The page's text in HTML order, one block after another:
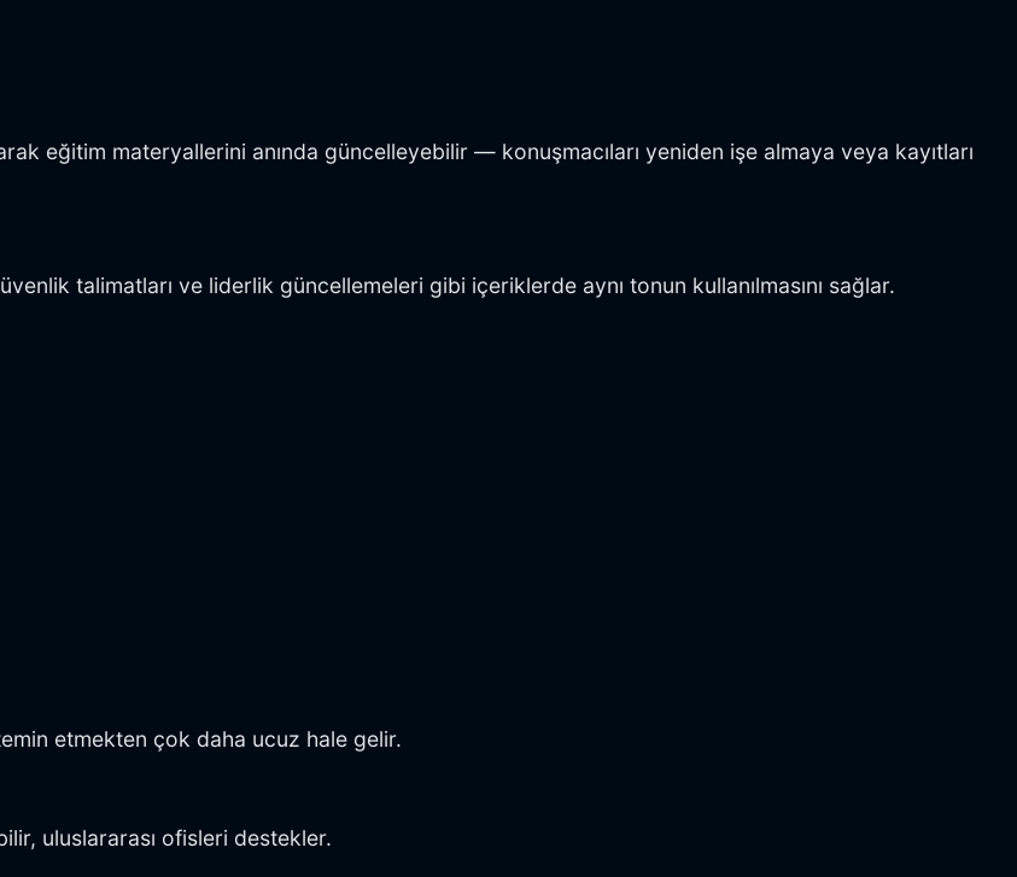
eğitim materyallerini anında güncelleyebilir — konuşmacıları yeniden işe almaya veya kayıtları
talimatları ve liderlik güncellemeleri gibi içeriklerde aynı tonun kullanılmasını sağlar.
etmekten çok daha ucuz hale gelir.
uluslararası ofisleri destekler.